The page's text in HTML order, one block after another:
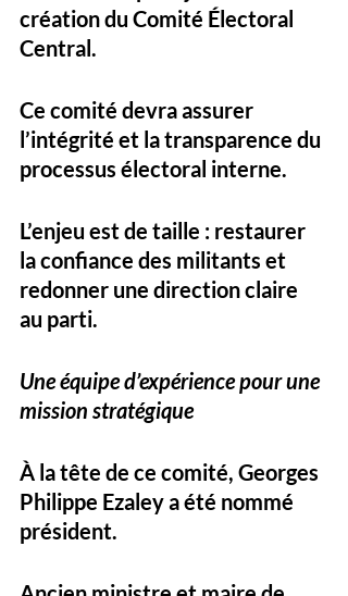
création du Comité Électoral
Central.
Ce comité devra assurer
l’intégrité et la transparence du
processus électoral interne.
L’enjeu est de taille : restaurer
la confiance des militants et
redonner une direction claire
au parti.
Une équipe d’expérience pour une
mission stratégique
À la tête de ce comité, Georges
Philippe Ezaley a été nommé
président.